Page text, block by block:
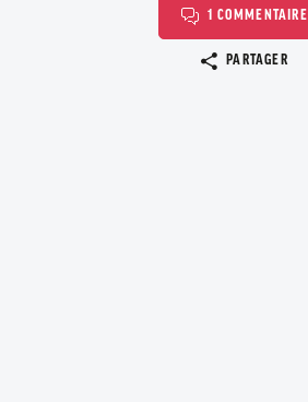
1 COMMENTAIRE
PARTAGER